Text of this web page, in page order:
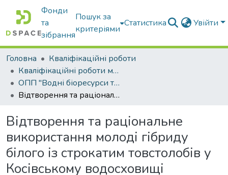
Фонди
та
зібрання
Пошук за
критеріями
Статистика Увійти
Головна
Кваліфікаційні роботи
Кваліфікаційні роботи магістрів
ОПП "Водні біоресурси та аквакультура"
Відтворення та раціональне використання молоді гібриду білого із строкатим товстолобів у Косівському водосховищі
Відтворення та раціональне
використання молоді гібриду
білого із строкатим товстолобів у
Косівському водосховищі